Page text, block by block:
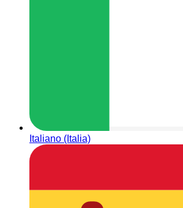
Italiano (Italia)